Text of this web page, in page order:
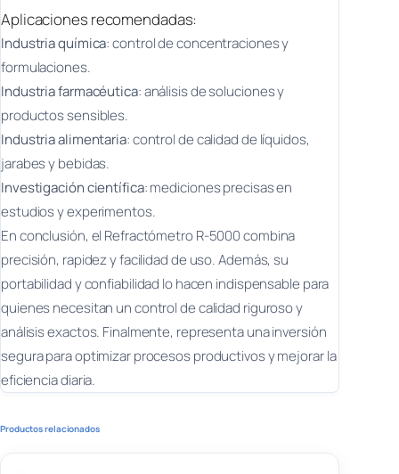
Aplicaciones recomendadas:
Industria química: control de concentraciones y
formulaciones.
Industria farmacéutica: análisis de soluciones y
productos sensibles.
Industria alimentaria: control de calidad de líquidos,
jarabes y bebidas.
Investigación científica: mediciones precisas en
estudios y experimentos.
En conclusión, el Refractómetro R-5000 combina
precisión, rapidez y facilidad de uso. Además, su
portabilidad y confiabilidad lo hacen indispensable para
quienes necesitan un control de calidad riguroso y
análisis exactos. Finalmente, representa una inversión
segura para optimizar procesos productivos y mejorar la
eficiencia diaria.
Productos relacionados